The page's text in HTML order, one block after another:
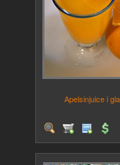
Apelsinjuice i